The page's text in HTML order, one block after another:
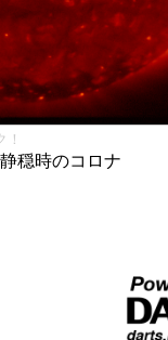
穏時のコロナ